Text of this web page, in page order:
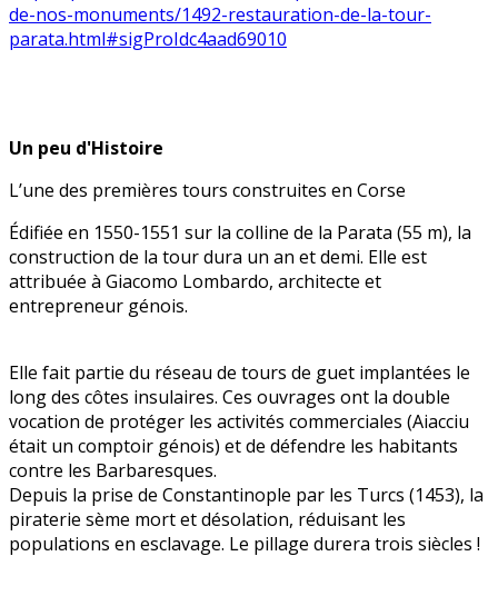
de-nos-monuments/1492-restauration-de-la-tour-
parata.html#sigProIdc4aad69010
Un peu d'Histoire
L’une des premières tours construites en Corse
Édifiée en 1550-1551 sur la colline de la Parata (55 m), la
construction de la tour dura un an et demi. Elle est
attribuée à Giacomo Lombardo, architecte et
entrepreneur génois.
Elle fait partie du réseau de tours de guet implantées le
long des côtes insulaires. Ces ouvrages ont la double
vocation de protéger les activités commerciales (Aiacciu
était un comptoir génois) et de défendre les habitants
contre les Barbaresques.
Depuis la prise de Constantinople par les Turcs (1453), la
piraterie sème mort et désolation, réduisant les
populations en esclavage. Le pillage durera trois siècles !